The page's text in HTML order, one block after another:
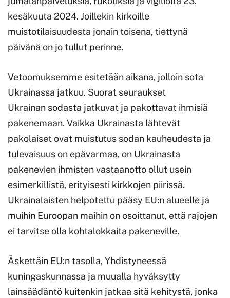
kesäkuuta 2024. Joillekin kirkoille
muistotilaisuudesta jonain toisena, tiettynä
päivänä on jo tullut perinne.
Vetoomuksemme esitetään aikana, jolloin sota
Ukrainassa jatkuu. Suorat seuraukset
Ukrainan sodasta jatkuvat ja pakottavat ihmisiä
pakenemaan. Vaikka Ukrainasta lähtevät
pakolaiset ovat muistutus sodan kauheudesta ja
tulevaisuus on epävarmaa, on Ukrainasta
pakenevien ihmisten vastaanotto ollut usein
esimerkillistä, erityisesti kirkkojen piirissä.
Ukrainalaisten helpotettu pääsy EU:n alueelle ja
muihin Euroopan maihin on osoittanut, että rajojen
ei tarvitse olla kohtalokkaita pakeneville.
Äskettäin EU:n tasolla, Yhdistyneessä
kuningaskunnassa ja muualla hyväksytty
lainsäädäntö kuitenkin jatkaa sitä kehitystä, jonka